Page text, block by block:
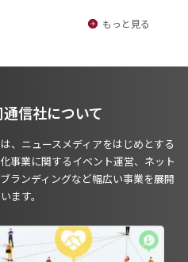
もっと見る
信社について
、ニュースメディアをはじめとする
事業に関するイベント運営、ネット
ランディングなど幅広い事業を展開
ます。